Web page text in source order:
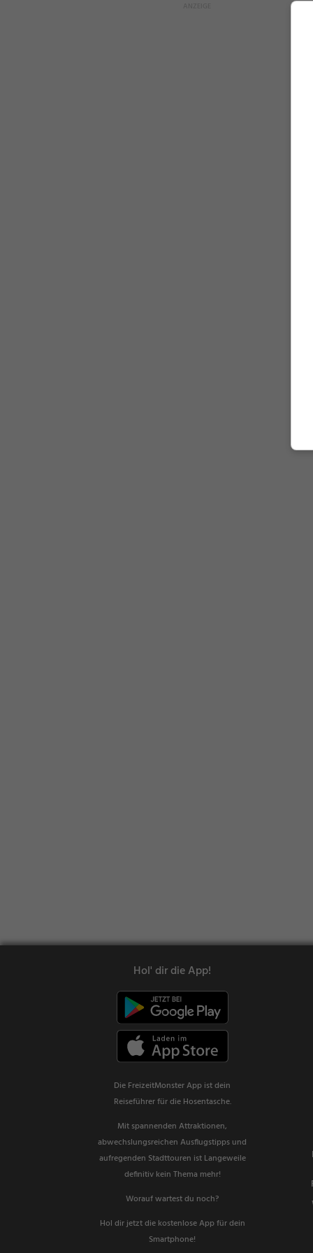
Hol' dir die App!
Die FreizeitMonster App ist dein
Reiseführer für die Hosentasche.
Mit spannenden Attraktionen,
abwechslungsreichen Ausflugstipps und
aufregenden Stadttouren ist Langeweile
definitiv kein Thema mehr!
Worauf wartest du noch?
Hol dir jetzt die kostenlose App für dein
Smartphone!